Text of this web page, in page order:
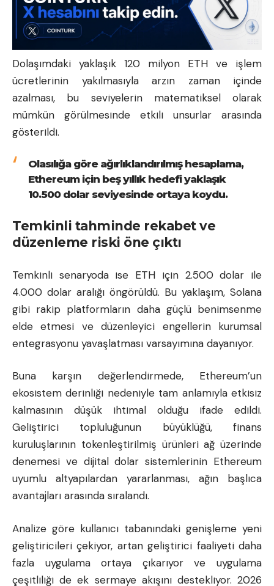
Dolaşımdaki yaklaşık 120 milyon ETH ve işlem
ücretlerinin yakılmasıyla arzın zaman içinde
azalması, bu seviyelerin matematiksel olarak
mümkün görülmesinde etkili unsurlar arasında
gösterildi.
Olasılığa göre ağırlıklandırılmış hesaplama,
Ethereum için beş yıllık hedefi yaklaşık
10.500 dolar seviyesinde ortaya koydu.
Temkinli tahminde rekabet ve
düzenleme riski öne çıktı
Temkinli senaryoda ise ETH için 2.500 dolar ile
4.000 dolar aralığı öngörüldü. Bu yaklaşım, Solana
gibi rakip platformların daha güçlü benimsenme
elde etmesi ve düzenleyici engellerin kurumsal
entegrasyonu yavaşlatması varsayımına dayanıyor.
Buna karşın değerlendirmede, Ethereum’un
ekosistem derinliği nedeniyle tam anlamıyla etkisiz
kalmasının düşük ihtimal olduğu ifade edildi.
Geliştirici topluluğunun büyüklüğü, finans
kuruluşlarının tokenleştirilmiş ürünleri ağ üzerinde
denemesi ve dijital dolar sistemlerinin Ethereum
uyumlu altyapılardan yararlanması, ağın başlıca
avantajları arasında sıralandı.
Analize göre kullanıcı tabanındaki genişleme yeni
geliştiricileri çekiyor, artan geliştirici faaliyeti daha
fazla uygulama ortaya çıkarıyor ve uygulama
çeşitliliği de ek sermaye akışını destekliyor. 2026